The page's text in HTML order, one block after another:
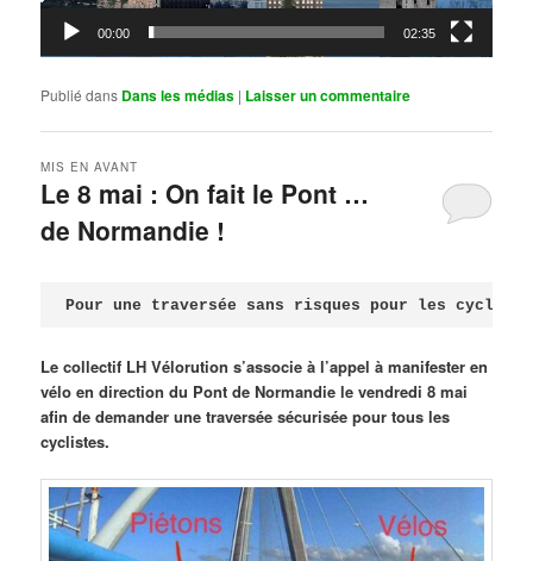
00:00 02:35
Publié dans Dans les médias | Laisser un commentaire
Le 8 mai : On fait le Pont …
de Normandie !
MIS EN AVANT
Pour une traversée sans risques pour les
Le collectif LH Vélorution s’associe à l’appel à manifester en
vélo en direction du Pont de Normandie le vendredi 8 mai
afin de demander une traversée sécurisée pour tous les
cyclistes.